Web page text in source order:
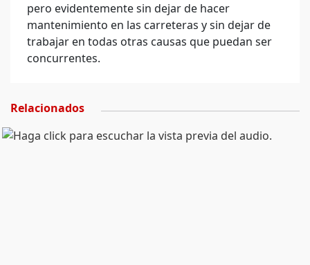
pero evidentemente sin dejar de hacer
mantenimiento en las carreteras y sin dejar de
trabajar en todas otras causas que puedan ser
concurrentes.
Relacionados